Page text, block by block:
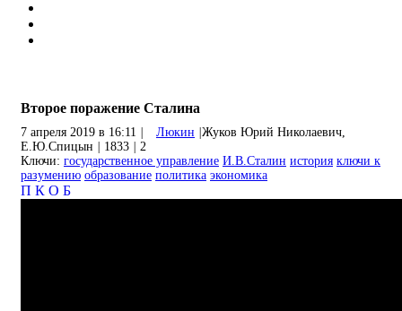
Второе поражение Сталина
7 апреля 2019 в 16:11 Люкин Жуков Юрий Николаевич,
Е.Ю.Спицын
1833
2
Ключи: государственное управление И.В.Сталин история ключи к
разумению образование политика экономика
П К О Б